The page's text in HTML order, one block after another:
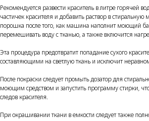
Рекомендуется развести краситель в литре горячей
частичек красителя и добавить раствор в
порошка после того, как машина наполнит моющий
перемешивать воду с тканью, а также включится
Эта процедура предотвратит попадание сухого
составляющими на светлую ткань и исключит
После покраски следует промыть дозатор для
моющим средством и запустить программу стирки,
следов красителя.
При окрашивании ткани в емкости следует также